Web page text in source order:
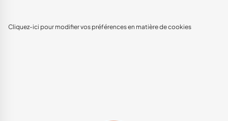
Cliquez-ici pour modifier vos préférences en matière de cookies